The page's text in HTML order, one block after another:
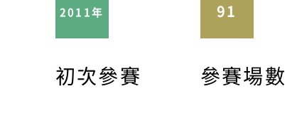
2011年
初次參賽
91
參賽場數